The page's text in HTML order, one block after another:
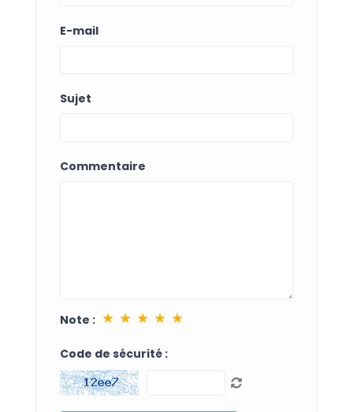
E-mail
Sujet
Commentaire
Note : ★ ★ ★ ★ ★
Code de sécurité :